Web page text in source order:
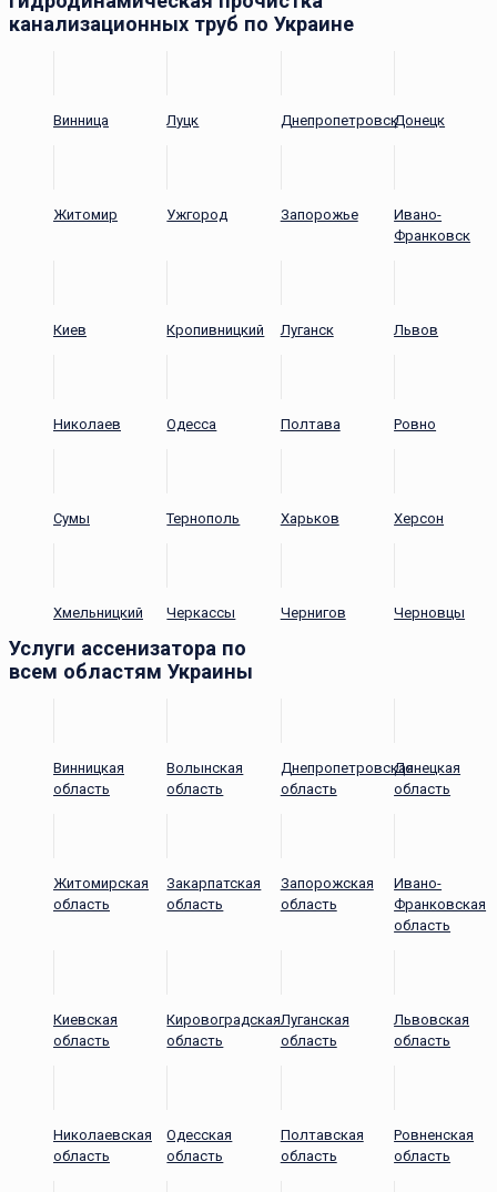
канализационных труб по Украине
Винница Луцк ДнепропетровскДонецк
Житомир Ужгород Запорожье
Ивано-
Франковск
Киев Кропивницкий Луганск Львов
Николаев Одесса Полтава Ровно
Сумы Тернополь Харьков Херсон
Хмельницкий Черкассы Чернигов Черновцы
Услуги ассенизатора по
всем областям Украины
Винницкая
область
Волынская
область
Днепропетровская
область
Донецкая
область
Житомирская
область
Закарпатская
область
Запорожская
область
Ивано-
Франковская
область
Киевская
область
Кировоградская
область
Луганская
область
Львовская
область
Николаевская
область
Одесская
область
Полтавская
область
Ровненская
область